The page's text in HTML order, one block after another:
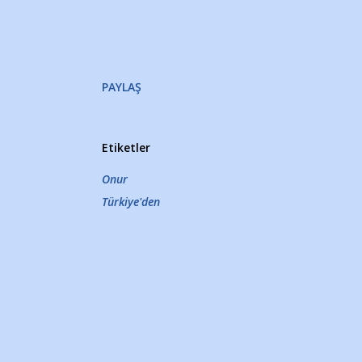
PAYLAŞ
Etiketler
Onur
Türkiye'den